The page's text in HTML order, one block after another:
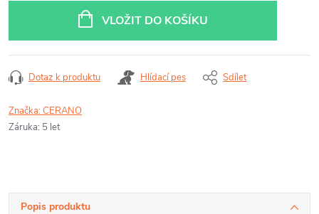
VLOŽIT DO KOŠÍKU
Dotaz k produktu Hlídací pes Sdílet
Značka:CERANO
Záruka: 5 let
Popis produktu